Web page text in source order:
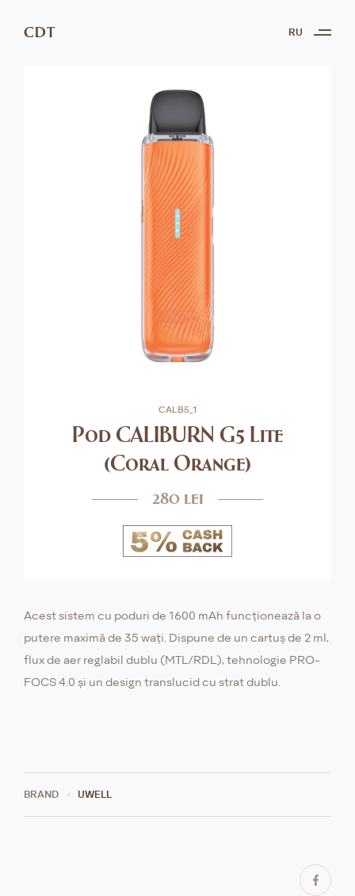
CDT RU
CALB5_1
Pod CALIBURN G5 Lite
(Coral Orange)
280 lei
Acest sistem cu poduri de 1600 mAh funcționează la o
putere maximă de 35 wați. Dispune de un cartuș de 2 ml,
flux de aer reglabil dublu (MTL/RDL), tehnologie PRO-
FOCS 4.0 și un design translucid cu strat dublu.
BRAND UWELL